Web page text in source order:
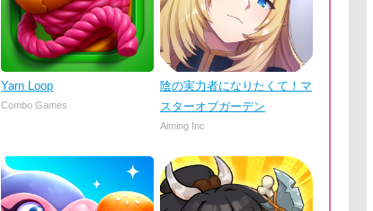
Yarn Loop
Combo Games
陰の実力者になりたくて！マ
スターオブガーデン
Aiming Inc